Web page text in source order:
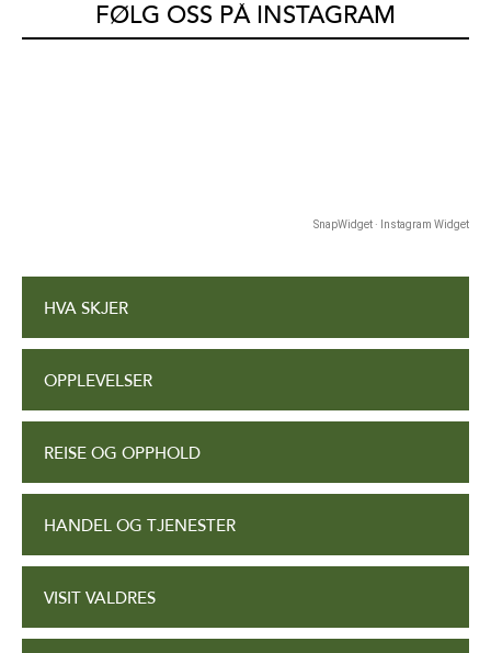
FØLG OSS PÅ INSTAGRAM
SnapWidget · Instagram Widget
HVA SKJER
OPPLEVELSER
REISE OG OPPHOLD
HANDEL OG TJENESTER
VISIT VALDRES